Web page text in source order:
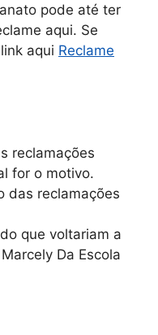
pode até ter
aqui. Se
aqui Reclame
reclamações
for o motivo.
das reclamações
que voltariam a
Da Escola